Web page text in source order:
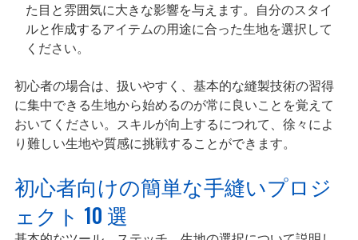
た目と雰囲気に大きな影響を与えます。自分のスタイ
ルと作成するアイテムの用途に合った生地を選択して
ください。
初心者の場合は、扱いやすく、基本的な縫製技術の習得
に集中できる生地から始めるのが常に良いことを覚えて
おいてください。スキルが向上するにつれて、徐々によ
り難しい生地や質感に挑戦することができます。
初心者向けの簡単な手縫いプロジ
ェクト 10 選